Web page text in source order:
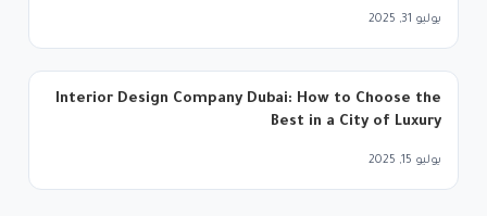
يوليو 31, 2025
Interior Design Company Dubai: How to Choose the
Best in a City of Luxury
يوليو 15, 2025